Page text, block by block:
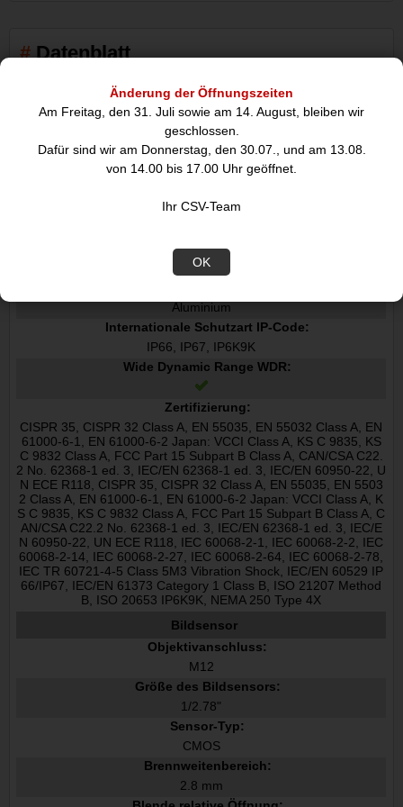
Änderung der Öffnungszeiten
Am Freitag, den 31. Juli sowie am 14. August, bleiben wir
geschlossen.
Dafür sind wir am Donnerstag, den 30.07., und am 13.08.
von 14.00 bis 17.00 Uhr geöffnet.
Ihr CSV-Team
OK
Datenblatt
Merkmale
Typ:
Sensoreinheit
Unterstützte Positionierung:
Markenkompatibilität:
Produktfarbe:
Schwarz
Aluminium
Internationale Schutzart IP-Code:
IP66, IP67, IP6K9K
Wide Dynamic Range WDR:
Zertifizierung:
CISPR 35, CISPR 32 Class A, EN 55035, EN 55032 Class A, EN
61000-6-1, EN 61000-6-2 Japan: VCCI Class A, KS C 9835, KS
C 9832 Class A, FCC Part 15 Subpart B Class A, CAN/CSA C22.
2 No. 62368-1 ed. 3, IEC/EN 62368-1 ed. 3, IEC/EN 60950-22, U
N ECE R118, CISPR 35, CISPR 32 Class A, EN 55035, EN 5503
2 Class A, EN 61000-6-1, EN 61000-6-2 Japan: VCCI Class A, K
S C 9835, KS C 9832 Class A, FCC Part 15 Subpart B Class A, C
AN/CSA C22.2 No. 62368-1 ed. 3, IEC/EN 62368-1 ed. 3, IEC/E
N 60950-22, UN ECE R118, IEC 60068-2-1, IEC 60068-2-2, IEC
60068-2-14, IEC 60068-2-27, IEC 60068-2-64, IEC 60068-2-78,
IEC TR 60721-4-5 Class 5M3 Vibration Shock, IEC/EN 60529 IP
66/IP67, IEC/EN 61373 Category 1 Class B, ISO 21207 Method
B, ISO 20653 IP6K9K, NEMA 250 Type 4X
Bildsensor
Objektivanschluss:
M12
Größe des Bildsensors:
1/2.78"
Sensor-Typ:
CMOS
Brennweitenbereich:
2.8 mm